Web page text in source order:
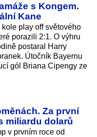
s Kongem.
Kane
play off světového
porazili 2:1. O výhru
postaral Harry
Útočník Bayernu
gól Briana Cipengy ze
Za první
miliardu dolarů
v prvním roce od